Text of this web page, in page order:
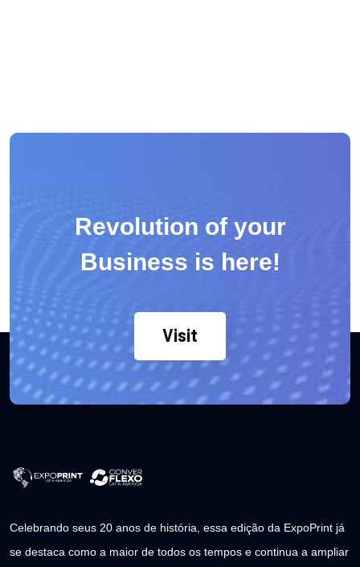
Revolution of your
Business is here!
Visit
Celebrando seus 20 anos de história, essa edição da ExpoPrint já
se destaca como a maior de todos os tempos e continua a ampliar